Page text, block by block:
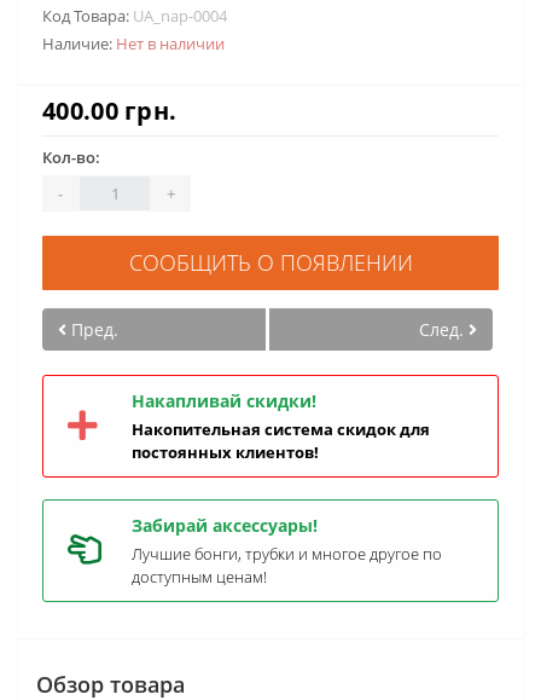
Код Товара: UA_nap-0004
Наличие: Нет в наличии
400.00 грн.
Кол-во:
-
+
СООБЩИТЬ О ПОЯВЛЕНИИ
Пред. След.
Накапливай скидки!
Накопительная система скидок для
постоянных клиентов!
Забирай аксессуары!
Лучшие бонги, трубки и многое другое по
доступным ценам!
Обзор товара